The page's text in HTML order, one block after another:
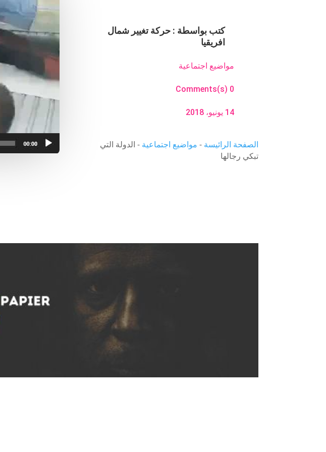
كتب بواسطة : حركة تغيير شمال
افريقيا
مواضيع اجتماعية
0 Comments(s)
14 يونيو، 2018
الصفحة الرائيسة - مواضيع اجتماعية - الدولة التي
تبكي رجالها